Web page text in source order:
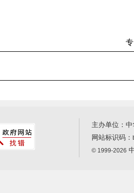
专
主办单位：
网站标识码：
© 1999-2026